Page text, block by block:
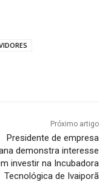
Próximo artigo
Presidente de empresa
demonstra interesse
investir na Incubadora
Tecnológica de Ivaiporã